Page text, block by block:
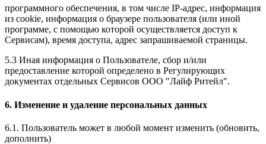
программного обеспечения, в том числе IP-адрес, информация
из cookie, информация о браузере пользователя (или иной
программе, с помощью которой осуществляется доступ к
Сервисам), время доступа, адрес запрашиваемой страницы.
5.3 Иная информация о Пользователе, сбор и/или
предоставление которой определено в Регулирующих
документах отдельных Сервисов ООО "Лайф Ритейл".
6. Изменение и удаление персональных данных
6.1. Пользователь может в любой момент изменить (обновить,
дополнить)